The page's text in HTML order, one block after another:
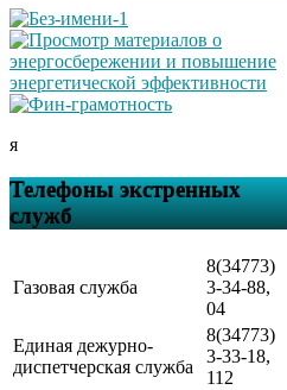
я
Телефоны экстренных
служб
Газовая служба
8(34773)
3-34-88,
04
Единая дежурно-
диспетчерская служба
8(34773)
3-33-18,
112